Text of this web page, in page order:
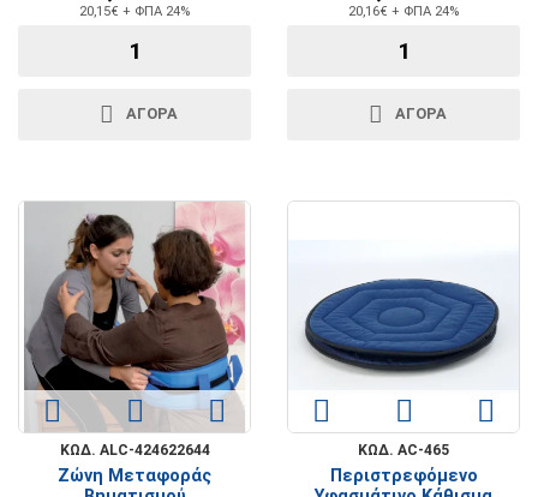
20,15€ + ΦΠΑ 24%
ΑΓΟΡΑ
20,16€ + ΦΠΑ 24%
ΑΓΟΡΑ
ΚΩΔ. ALC-424622644
Ζώνη Μεταφοράς
ΚΩΔ. AC-465
Περιστρεφόμενο